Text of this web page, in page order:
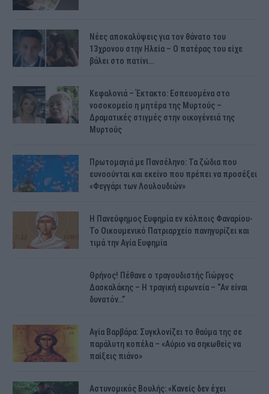
Νέες αποκαλύψεις για τον θάνατο του
13χρονου στην Ηλεία – Ο πατέρας του είχε
βάλει στο πατίνι…
Κεφαλονιά – Έκτακτο: Εσπευσμένα στο
νοσοκομείο η μητέρα της Μυρτούς –
Δραματικές στιγμές στην οικογένειά της
Μυρτούς
Πρωτομαγιά με Πανσέληνο: Τα ζώδια που
ευνοούνται και εκείνο που πρέπει να προσέξει
«Φεγγάρι των Λουλουδιών»
H Πανεύφημος Ευφημία εν κόλποις Φαναρίου-
Το Οικουμενικό Πατριαρχείο πανηγυρίζει και
τιμά την Αγία Ευφημία
Θρήνος! Πέθανε ο τραγουδιστής Γιώργος
Δασκαλάκης – Η τραγική ειρωνεία – “Αν είναι
δυνατόν…”
Αγία Βαρβάρα: Συγκλονίζει το θαύμα της σε
παράλυτη κοπέλα – «Αύριο να σηκωθείς να
παίξεις πιάνο»
Αστυνομικός Bουλής: «Κανείς δεν έχει